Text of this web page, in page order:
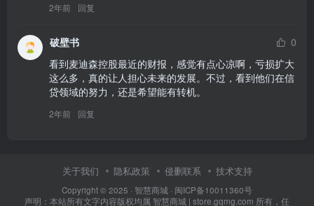
2年前 回复
破壁书
0
看到麦迪森控股最近的财报，感觉有点心凉啊，亏损扩大
这么多，真的让人担心未来的发展。不过，看到他们在信
贷领域的努力，还是希望能有转机。
2年前 回复
关于我们 隐私政策 侵删联系 技术支持
Copyright © 2025 · 智慧商城 · 闽ICP备10011360号
声明：本站所有文字内容版权均属 智慧商城 | store.gqmg.com 所有，任